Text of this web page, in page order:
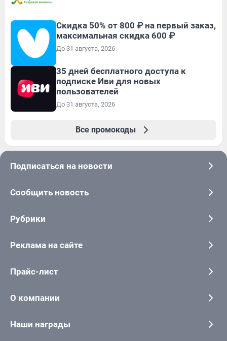
Скидка 50% от 800 ₽ на первый заказ,
максимальная скидка 600 ₽
До 31 августа, 2026
35 дней бесплатного доступа к
подписке Иви для новых
пользователей
До 31 августа, 2026
Все промокоды
Подписаться на новости
Сообщить новость
Рубрики
Реклама на сайте
Прайс-лист
О компании
Наши награды